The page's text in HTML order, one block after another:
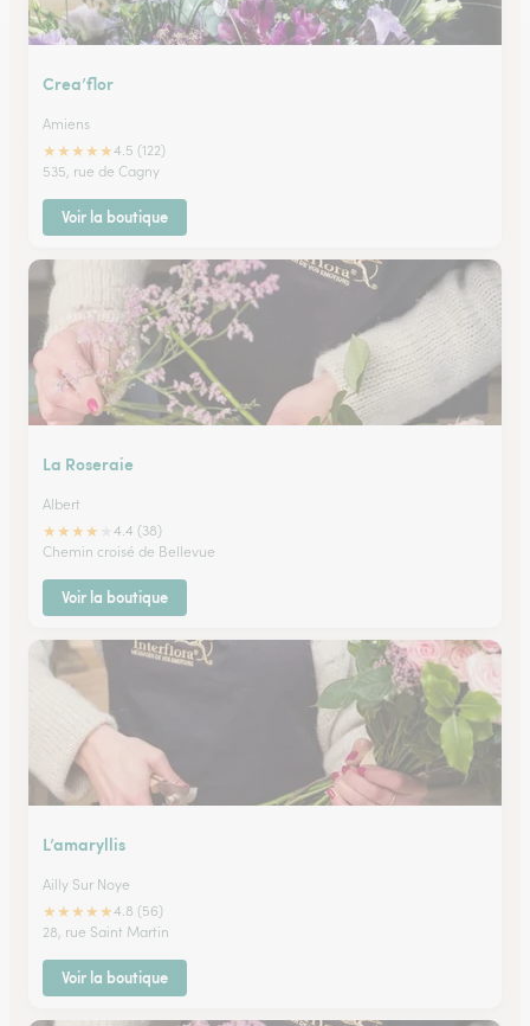
Crea’flor
Amiens
★★★★★4.5 (122)
535, rue de Cagny
Voir la boutique
La Roseraie
Albert
★★★★
4.4 (38)
Chemin croisé de Bellevue
Voir la boutique
L’amaryllis
Ailly Sur Noye
★★★★★4.8 (56)
28, rue Saint Martin
Voir la boutique